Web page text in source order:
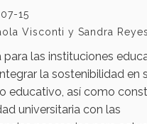
15
Visconti y Sandra Reyes
para las instituciones
la sostenibilidad en
educativo, así como
universitaria con las